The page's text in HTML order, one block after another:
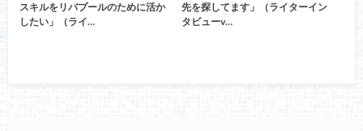
スキルをリバプールのために活か
したい」（ライ…
先を探してます」（ライターイン
タビューv…